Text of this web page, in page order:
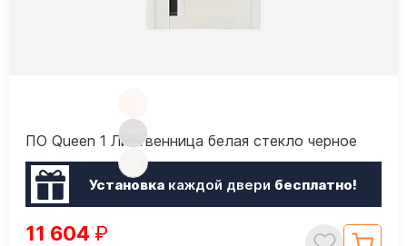
ПО Queen 1 Лиственница белая стекло черное
Установкакаждой двери бесплатно!
11 604 ₽